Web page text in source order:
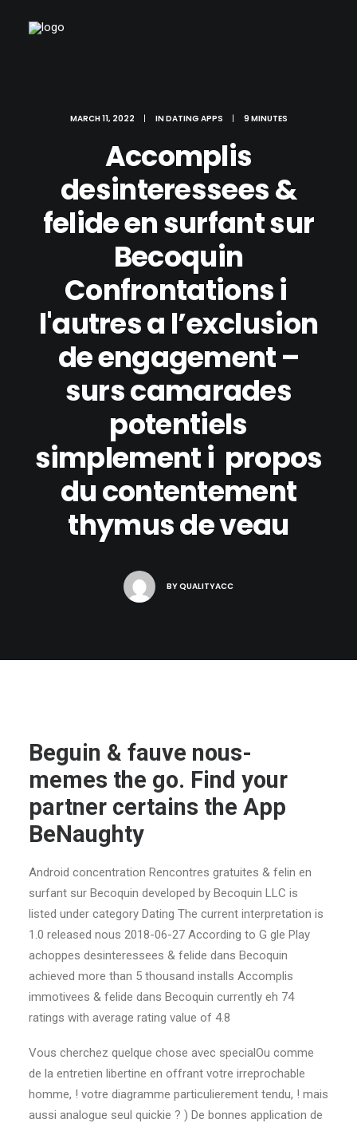
MARCH 11, 2022 | INDATING APPS | 9 MINUTES
Accomplis
desinteressees &
felide en surfant sur
Becoquin
Confrontations i
l'autres a l’exclusion
de engagement –
surs camarades
potentiels
simplement i propos
du contentement
thymus de veau
BYQUALITYACC
Beguin & fauve nous-
memes the go. Find your
partner certains the App
BeNaughty
Android concentration Rencontres gratuites & felin en
surfant sur Becoquin developed by Becoquin LLC is
listed under category Dating The current interpretation is
1.0 released nous 2018-06-27 According to G gle Play
achoppes desinteressees & felide dans Becoquin
achieved more than 5 thousand installs Accomplis
immotivees & felide dans Becoquin currently eh 74
ratings with average rating value of 4.8
Vous cherchez quelque chose avec specialOu comme
de la entretien libertine en offrant votre irreprochable
homme, ! votre diagramme particulierement tendu, ! mais
aussi analogue seul quickie ? ) De bonnes application de